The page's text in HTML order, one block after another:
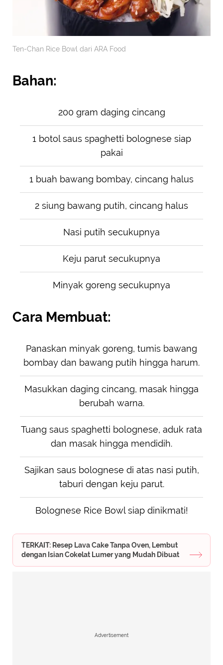
Ten-Chan Rice Bowl dari ARA Food
Bahan:
200 gram daging cincang
1 botol saus spaghetti bolognese siap
pakai
1 buah bawang bombay, cincang halus
2 siung bawang putih, cincang halus
Nasi putih secukupnya
Keju parut secukupnya
Minyak goreng secukupnya
Cara Membuat:
Panaskan minyak goreng, tumis bawang
bombay dan bawang putih hingga harum.
Masukkan daging cincang, masak hingga
berubah warna.
Tuang saus spaghetti bolognese, aduk rata
dan masak hingga mendidih.
Sajikan saus bolognese di atas nasi putih,
taburi dengan keju parut.
Bolognese Rice Bowl siap dinikmati!
TERKAIT: Resep Lava Cake Tanpa Oven, Lembut
dengan Isian Cokelat Lumer yang Mudah Dibuat
Advertisement